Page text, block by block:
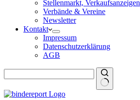
Stellenmarkt, Verkaufsanzeigen
Verbände & Vereine
Newsletter
Kontakt
Impressum
Datenschutzerklärung
AGB